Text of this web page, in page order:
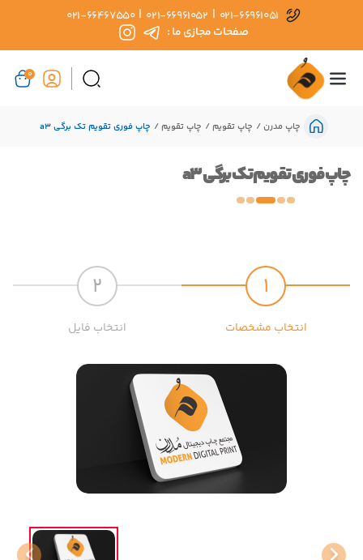
021-66961051
|
021-66961052
|
021-66467550
صفحات مجازی ما :
0
چاپ مدرن چاپ تقویم چاپ تقویم چاپ فوری تقویم تک برگی a3
چاپ فوری تقویم تک برگی a3
1
انتخاب مشخصات
2
انتخاب فایل